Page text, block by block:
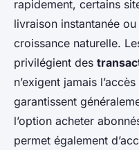
rapidement, certains
livraison instantanée
croissance naturelle.
privilégient des
n’exigent jamais
garantissent
l’option acheter
permet également